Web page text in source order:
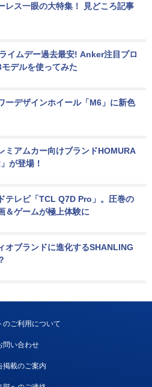
レス一眼の大特集！ 見どころ記事
イムデー過去最安! Anker注目プロ
デルを使ってみた
ーデザインホイール「M6」に新色
ミアムカー向けブランドHOMURA
が登場！
テレビ「TCL Q7D Pro」。圧巻の
＆ゲームが極上体験に
オブランドに進化するSHANLING
のご利用について
問い合わせ
掲載のご案内